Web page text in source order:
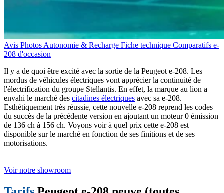
Avis Photos Autonomie & Recharge Fiche technique Comparatifs e-
208 d'occasion
Il y a de quoi être excité avec la sortie de la Peugeot e-208. Les
mordus de véhicules électriques vont apprécier la continuité de
l'électrification du groupe Stellantis. En effet, la marque au lion a
envahi le marché des citadines électriques avec sa e-208.
Esthétiquement très réussie, cette nouvelle e-208 reprend les codes
du succès de la précédente version en ajoutant un moteur 0 émission
de 136 ch à 156 ch. Voyons voir à quel prix cette e-208 est
disponible sur le marché en fonction de ses finitions et de ses
motorisations.
Voir notre showroom